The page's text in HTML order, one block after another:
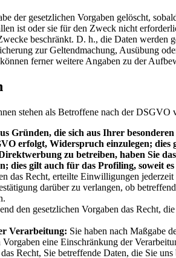
der gesetzlichen Vorgaben gelöscht,
ist oder sie für den Zweck nicht
beschränkt. D. h., die Daten
zur Geltendmachung, Ausübung
ferner weitere Angaben zu der
stehen als Betroffene nach der
Gründen, die sich aus Ihrer
erfolgt, Widerspruch einzulegen;
zu betreiben, haben Sie
dies gilt auch für das Profiling, soweit
das Recht, erteilte Einwilligungen
darüber zu verlangen, ob
den gesetzlichen Vorgaben das Recht,
Verarbeitung: Sie haben nach Maßgabe
eine Einschränkung der
Recht, Sie betreffende Daten, die Sie